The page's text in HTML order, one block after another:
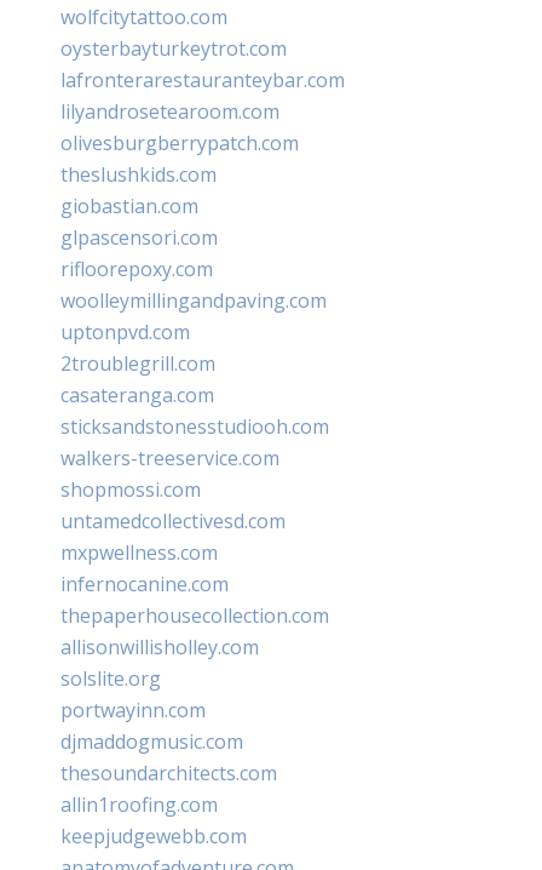
wolfcitytattoo.com
oysterbayturkeytrot.com
lafronterarestauranteybar.com
lilyandrosetearoom.com
olivesburgberrypatch.com
theslushkids.com
giobastian.com
glpascensori.com
rifloorepoxy.com
woolleymillingandpaving.com
uptonpvd.com
2troublegrill.com
casateranga.com
sticksandstonesstudiooh.com
walkers-treeservice.com
shopmossi.com
untamedcollectivesd.com
mxpwellness.com
infernocanine.com
thepaperhousecollection.com
allisonwillisholley.com
solslite.org
portwayinn.com
djmaddogmusic.com
thesoundarchitects.com
allin1roofing.com
keepjudgewebb.com